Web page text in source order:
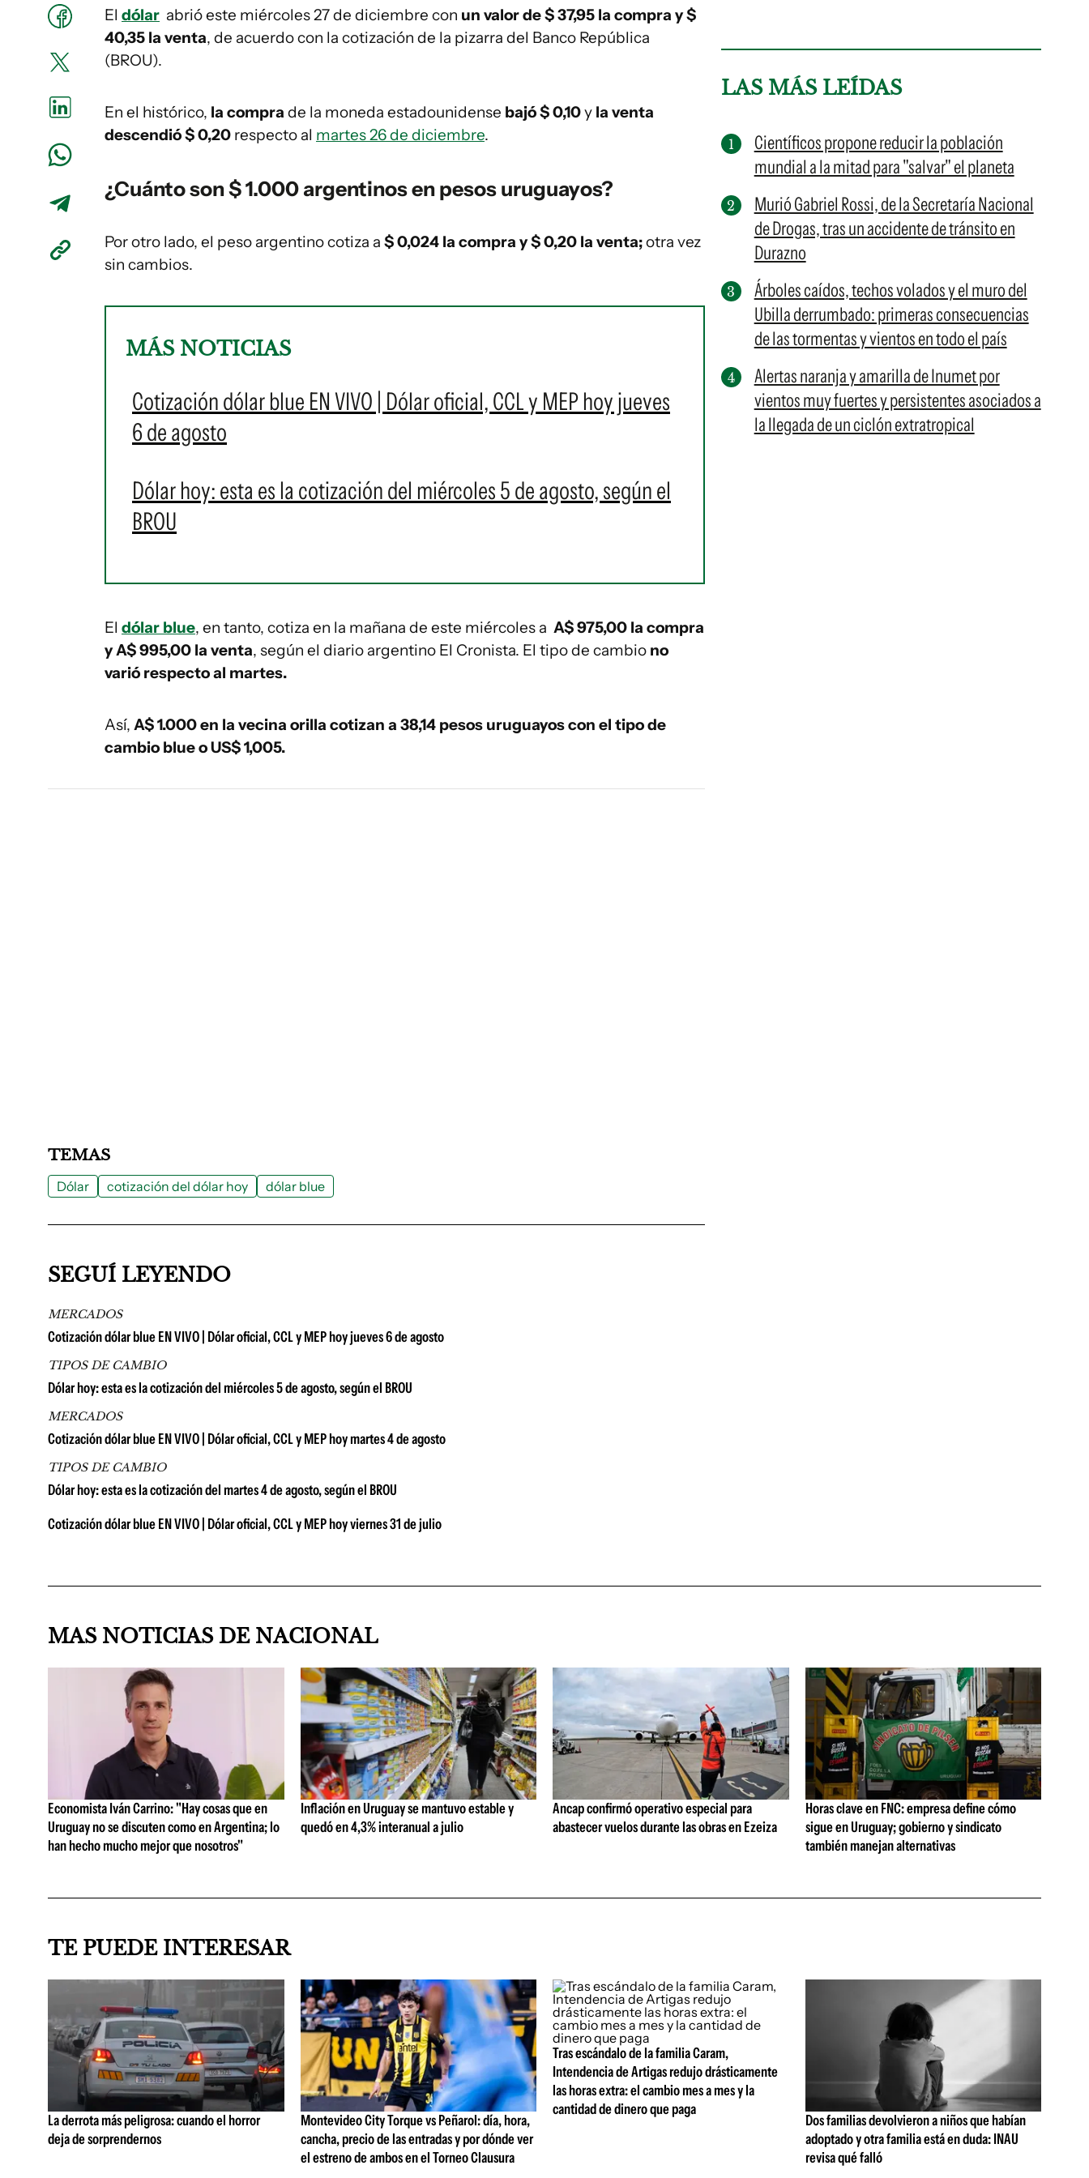
El dólar abrió este miércoles 27 de diciembre con un valor de $ 37,95 la compra y $
40,35 la venta, de acuerdo con la cotización de la pizarra del Banco República
(BROU).
En el histórico, la compra de la moneda estadounidense bajó $ 0,10y la venta
descendió $ 0,20 respecto al martes 26 de diciembre.
¿Cuánto son $ 1.000 argentinos en pesos uruguayos?
Por otro lado, el peso argentino cotiza a $ 0,024 la compra y $ 0,20 la venta;otra vez
sin cambios.
MÁS NOTICIAS
Cotización dólar blue EN VIVO | Dólar oficial, CCL y MEP hoy jueves
6 de agosto
Dólar hoy: esta es la cotización del miércoles 5 de agosto, según el
BROU
El dólar blue, en tanto, cotiza en la mañana de este miércoles a A$ 975,00 la compra
y A$ 995,00 la venta, según el diario argentino El Cronista. El tipo de cambio no
varió respecto al martes.
Así, A$ 1.000 en la vecina orilla cotizan a 38,14 pesos uruguayos con el tipo de
cambio blue o US$ 1,005.
LAS MÁS LEÍDAS
Científicos propone reducir la población
mundial a la mitad para "salvar" el planeta
Murió Gabriel Rossi, de la Secretaría Nacional
de Drogas, tras un accidente de tránsito en
Durazno
Árboles caídos, techos volados y el muro del
Ubilla derrumbado: primeras consecuencias
de las tormentas y vientos en todo el país
Alertas naranja y amarilla de Inumet por
vientos muy fuertes y persistentes asociados a
la llegada de un ciclón extratropical
TEMAS
Dólar cotización del dólar hoy dólar blue
SEGUÍ LEYENDO
MERCADOS
Cotización dólar blue EN VIVO | Dólar oficial, CCL y MEP hoy jueves 6 de agosto
TIPOS DE CAMBIO
Dólar hoy: esta es la cotización del miércoles 5 de agosto, según el BROU
MERCADOS
Cotización dólar blue EN VIVO | Dólar oficial, CCL y MEP hoy martes 4 de agosto
TIPOS DE CAMBIO
Dólar hoy: esta es la cotización del martes 4 de agosto, según el BROU
Cotización dólar blue EN VIVO | Dólar oficial, CCL y MEP hoy viernes 31 de julio
MAS NOTICIAS DE NACIONAL
Economista Iván Carrino: "Hay cosas que en
Uruguay no se discuten como en Argentina; lo
han hecho mucho mejor que nosotros"
Inflación en Uruguay se mantuvo estable y
quedó en 4,3% interanual a julio
Ancap confirmó operativo especial para
abastecer vuelos durante las obras en Ezeiza
Horas clave en FNC: empresa define cómo
sigue en Uruguay; gobierno y sindicato
también manejan alternativas
TE PUEDE INTERESAR
La derrota más peligrosa: cuando el horror
deja de sorprendernos
Montevideo City Torque vs Peñarol: día, hora,
cancha, precio de las entradas y por dónde ver
el estreno de ambos en el Torneo Clausura
Tras escándalo de la familia Caram,
Intendencia de Artigas redujo drásticamente
las horas extra: el cambio mes a mes y la
cantidad de dinero que paga
Dos familias devolvieron a niños que habían
adoptado y otra familia está en duda: INAU
revisa qué falló